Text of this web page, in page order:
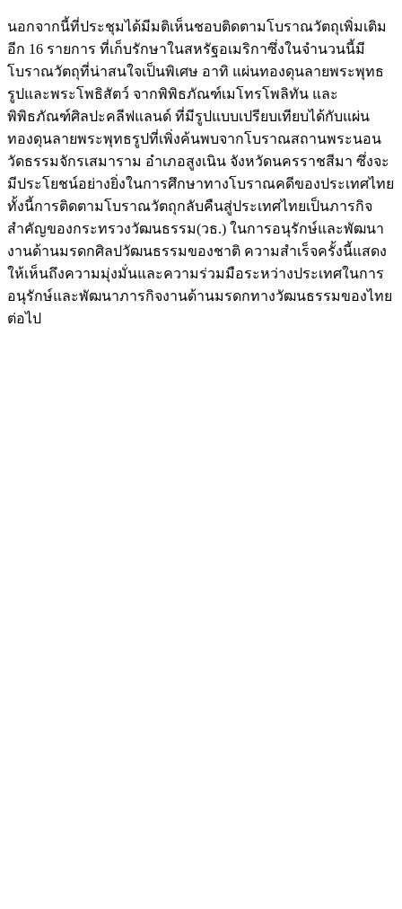
นอกจากนี้ที่ประชุมได้มีมติเห็นชอบติดตามโบราณวัตถุเพิ่มเติม
อีก 16 รายการ ที่เก็บรักษาในสหรัฐอเมริกาซึ่งในจำนวนนี้มี
โบราณวัตถุที่น่าสนใจเป็นพิเศษ อาทิ แผ่นทองดุนลายพระพุทธ
รูปและพระโพธิสัตว์ จากพิพิธภัณฑ์เมโทรโพลิทัน และ
พิพิธภัณฑ์ศิลปะคลีฟแลนด์ ที่มีรูปแบบเปรียบเทียบได้กับแผ่น
ทองดุนลายพระพุทธรูปที่เพิ่งค้นพบจากโบราณสถานพระนอน
วัดธรรมจักรเสมาราม อำเภอสูงเนิน จังหวัดนครราชสีมา ซึ่งจะ
มีประโยชน์อย่างยิ่งในการศึกษาทางโบราณคดีของประเทศไทย
ทั้งนี้การติดตามโบราณวัตถุกลับคืนสู่ประเทศไทยเป็นภารกิจ
สำคัญของกระทรวงวัฒนธรรม(วธ.) ในการอนุรักษ์และพัฒนา
งานด้านมรดกศิลปวัฒนธรรมของชาติ ความสำเร็จครั้งนี้แสดง
ให้เห็นถึงความมุ่งมั่นและความร่วมมือระหว่างประเทศในการ
อนุรักษ์และพัฒนาภารกิจงานด้านมรดกทางวัฒนธรรมของไทย
ต่อไป